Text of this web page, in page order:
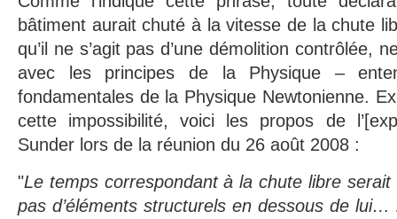
bâtiment aurait chuté à la vitesse de la chute
qu’il ne s’agit pas d’une démolition contrôlée,
avec les principes de la Physique –
fondamentales de la Physique Newtonienne.
cette impossibilité, voici les propos de
Sunder lors de la réunion du 26 août 2008 :
"Le temps correspondant à la chute libre serait
pas d’éléments structurels en dessous de